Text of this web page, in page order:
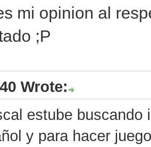
mi opinion al
;P
Wrote:
estube buscando
y para hacer